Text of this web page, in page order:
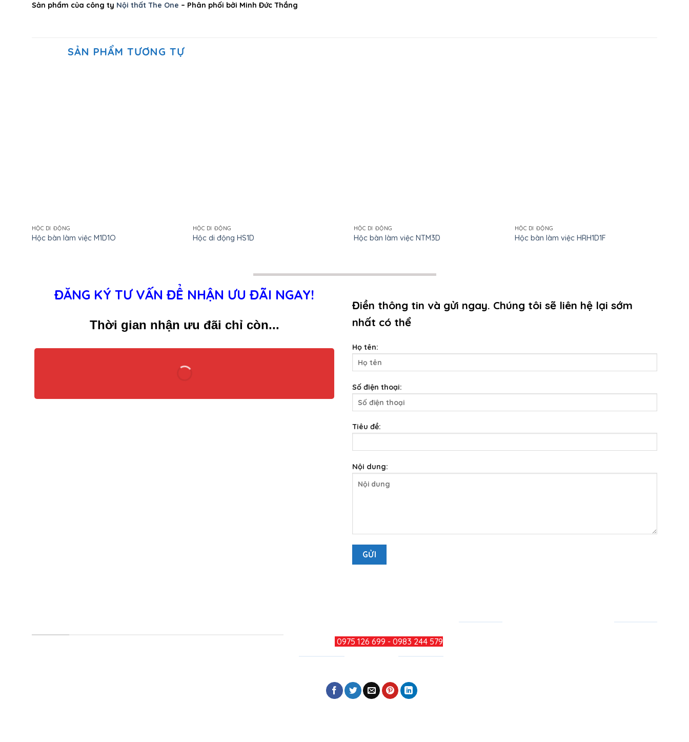
Sản phẩm của công ty Nội thất The One – Phân phối bởi Minh Đức Thắng
SẢN PHẨM TƯƠNG TỰ
HỘC DI ĐỘNG
Hộc bàn làm việc M1D1O
HỘC DI ĐỘNG
Hộc di động HS1D
HỘC DI ĐỘNG
Hộc bàn làm việc NTM3D
HỘC DI ĐỘNG
Hộc bàn làm việc HRH1D1F
ĐĂNG KÝ TƯ VẤN ĐỂ NHẬN ƯU ĐÃI NGAY!
Thời gian nhận ưu đãi chỉ còn...
Điền thông tin và gửi ngay. Chúng tôi sẽ liên hệ lại sớm
nhất có thể
Họ tên:
Số điện thoại:
Tiêu đề:
Nội dung:
0975 126 699 - 0983 244 579